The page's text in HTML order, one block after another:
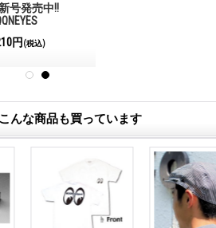
号発売中!!
No.28 2026
円 (税込)
んな商品も買っています